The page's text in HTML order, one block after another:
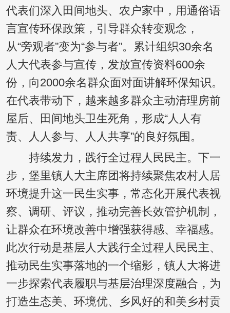
代表们深入田间地头、农户家中，用通俗语
言宣传环保政策，引导群众转变观念，
从“旁观者”变为“参与者”。累计组织30余名
人大代表参与宣传，发放宣传资料600余
份，向2000余名群众面对面讲解环保知识。
在代表带动下，越来越多群众主动清理房前
屋后、田间地头卫生死角，形成“人人有
责、人人参与、人人共享”的良好氛围。
持续发力，践行全过程人民民主。下一
步，堡里镇人大主席团将持续聚焦农村人居
环境提升这一民生实事，常态化开展代表视
察、调研、评议，推动完善长效管护机制，
让群众在环境改善中增强获得感、幸福感。
此次行动是基层人大践行全过程人民民主、
推动民生实事落地的一个缩影，镇人大将进
一步探索代表履职与基层治理深度融合，为
打造生态美、环境优、乡风好的和美乡村贡